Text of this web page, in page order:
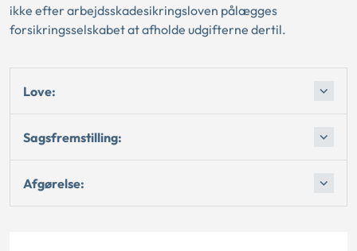
ikke efter arbejdsskadesikringsloven pålægges
forsikringsselskabet at afholde udgifterne dertil.
Love:
Sagsfremstilling:
Afgørelse: